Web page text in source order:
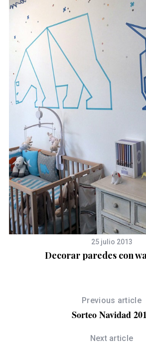
25 julio 2013
Decorar paredes con
Previous article
Sorteo Navidad
Next article